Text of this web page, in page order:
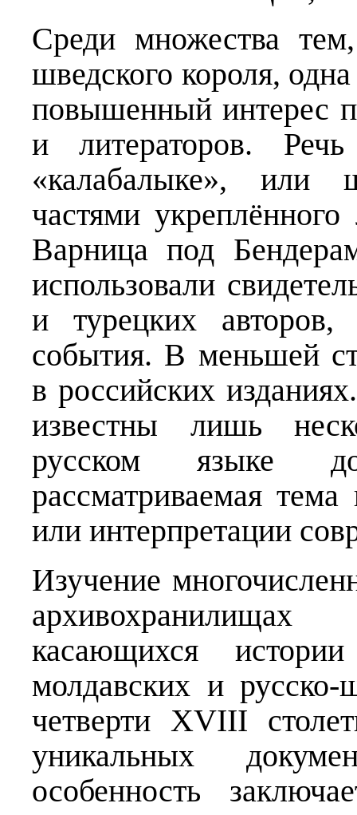
Среди множества
шведского короля,
повышенный интерес
и литераторов.
«калабалыке», или
частями
Варница под
использовали
и турецких авторов,
события. В меньшей
в российских
известны лишь
русском языке
рассматриваемая
или интерпретации
Изучение
касающихся
молдавских и
четверти XVIII
уникальных
особенность